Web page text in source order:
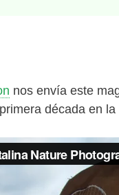
nos envía este
década en